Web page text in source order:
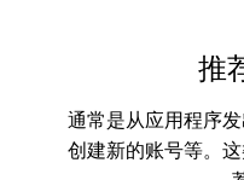
推
通常是从应用程序
创建新的账号等。